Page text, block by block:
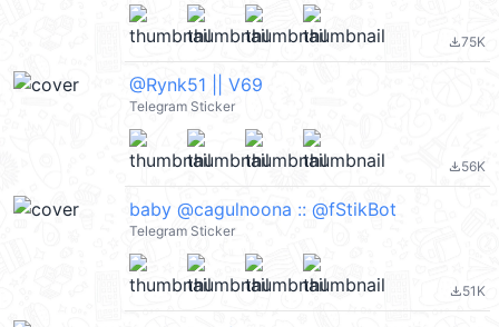
file_download75K
@Rynk51 || V69
Telegram Sticker
file_download56K
baby @cagulnoona :: @fStikBot
Telegram Sticker
file_download51K